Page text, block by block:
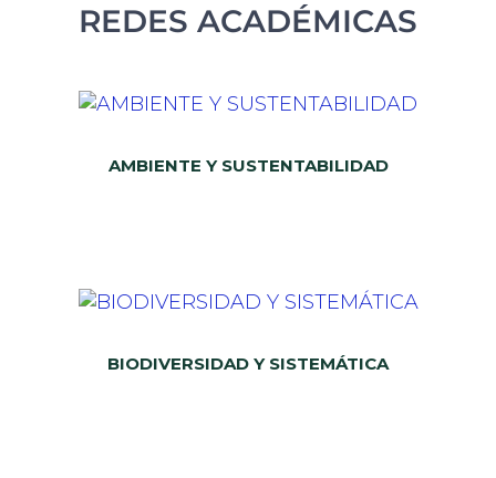
REDES ACADÉMICAS
AMBIENTE Y SUSTENTABILIDAD
BIODIVERSIDAD Y SISTEMÁTICA